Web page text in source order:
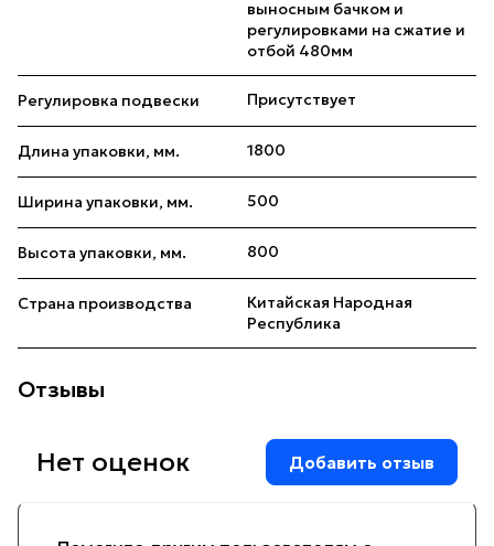
выносным бачком и
регулировками на сжатие и
отбой 480мм
Регулировка подвески Присутствует
Длина упаковки, мм. 1800
Ширина упаковки, мм. 500
Высота упаковки, мм. 800
Страна производства
Китайская Народная
Республика
Отзывы
Нет оценок Добавить отзыв